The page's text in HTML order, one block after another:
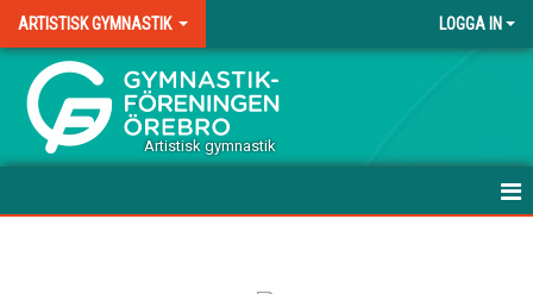
ARTISTISK GYMNASTIK LOGGA IN
.
Artistisk gymnastik